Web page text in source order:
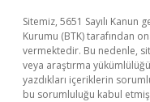
Sitemiz, 5651 Sayılı
Kurumu (BTK) tarafından
vermektedir. Bu nedenle,
veya araştırma
yazdıkları içeriklerin
bu sorumluluğu kabul etmiş